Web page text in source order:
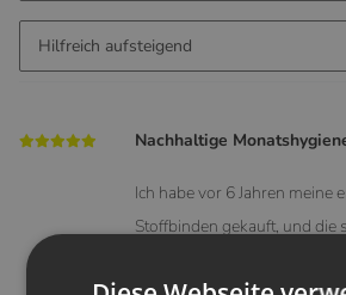
Nachhaltige
Ich habe vor 6 Jahren meine
Stoffbinden gekauft, und die